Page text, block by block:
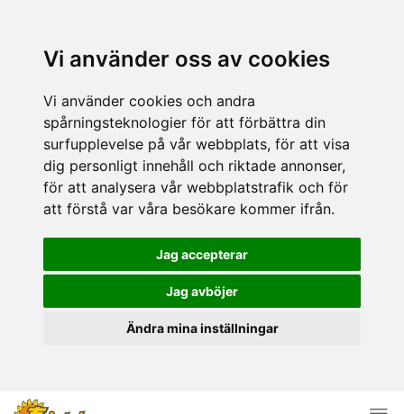
Vi använder oss av cookies
Vi använder cookies och andra
spårningsteknologier för att förbättra din
surfupplevelse på vår webbplats, för att visa
dig personligt innehåll och riktade annonser,
för att analysera vår webbplatstrafik och för
att förstå var våra besökare kommer ifrån.
Jag accepterar
Jag avböjer
Ändra mina inställningar